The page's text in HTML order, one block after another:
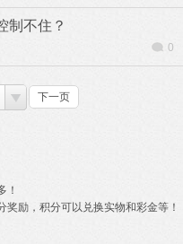
制不住？
0
下一页
！
励，积分可以兑换实物和彩金等！